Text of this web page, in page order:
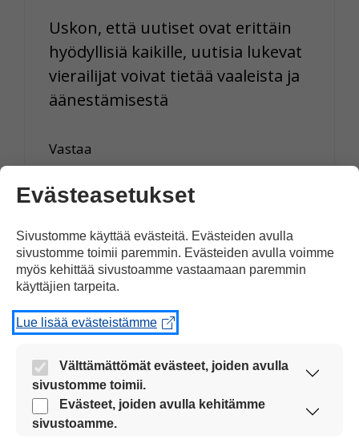
Uskon, että uutiset ovat erittäin
hyödyllisiä kaikille, uutisia lukevat
vierailijat voivat tietää vaaleista ja
äänestämisestä
Vastaa
Kliuchka
13.11.2023 klo 12:30
kaikille Suomessa asuville, sillä
heidän pitäisi tietää, miten vaalit
etenevät ja mitä niiden jälkeen
Evästeasetukset
Sivustomme käyttää evästeitä. Evästeiden avulla
sivustomme toimii paremmin. Evästeiden avulla voimme
myös kehittää sivustoamme vastaamaan paremmin
käyttäjien tarpeita.
Lue lisää evästeistämme
Välttämättömät evästeet, joiden avulla
sivustomme toimii.
Nämä evästeet ovat aina käytössä, jotta
sivustoamme voi käyttää sujuvasti ja turvallisesti.
Evästeet, joiden avulla kehitämme
sivustoamme.